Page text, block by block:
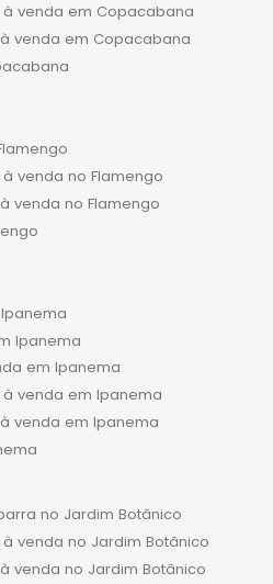
venda em Copacabana
venda em Copacabana
venda no Flamengo
venda no Flamengo
Ipanema
em Ipanema
venda em Ipanema
venda em Ipanema
no Jardim Botânico
venda no Jardim Botânico
venda no Jardim Botânico